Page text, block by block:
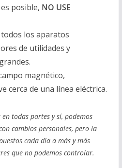
posible, NO USE
los aparatos
de utilidades y
magnético,
cerca de una línea eléctrica.
en todas partes y sí, podemos
cambios personales, pero la
cada día a más y más
que no podemos controlar.